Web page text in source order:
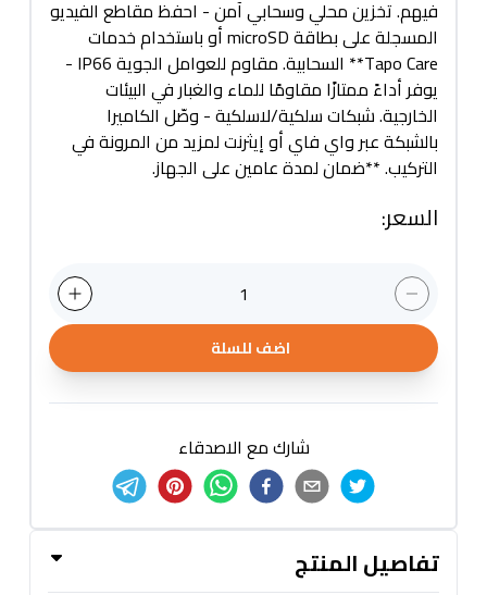
فيهم. تخزين محلي وسحابي آمن - احفظ مقاطع الفيديو
المسجلة على بطاقة microSD أو باستخدام خدمات
Tapo Care** السحابية. مقاوم للعوامل الجوية IP66 -
يوفر أداءً ممتازًا مقاومًا للماء والغبار في البيئات
الخارجية. شبكات سلكية/لاسلكية - وصّل الكاميرا
بالشبكة عبر واي فاي أو إيثرنت لمزيد من المرونة في
التركيب. **ضمان لمدة عامين على الجهاز.
السعر:
1
اضف للسلة
شارك مع الاصدقاء
تفاصيل المنتج